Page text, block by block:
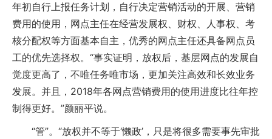
年初自行上报任务计划，自行决定营销活动的开展、营销
费用的使用，网点主任在经营发展权、财权、人事权、考
核分配权等方面基本自主，优秀的网点主任还具备网点员
工的优先选择权。“事实证明，放权后，基层网点的发展自
觉度更高了，不唯任务唯市场，更加关注高效和长效业务
发展。并且，2018年各网点营销费用的使用进度比往年控
制得更好。”颜丽平说。
“管”。“放权并不等于‘懒政’，只是将很多需要事先审批